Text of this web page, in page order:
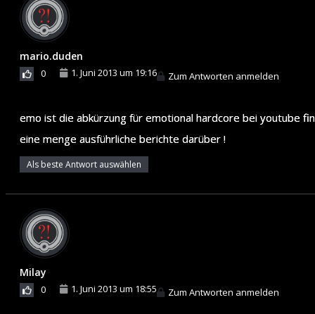
mario.duden
0 1. Juni 2013 um 19:16 Zum Antworten anmelden
emo ist die abkürzung für emotional hardcore bei youtube
eine menge ausführliche berichte darüber !
Als beste Antwort auswählen
Milay
0 1. Juni 2013 um 18:55 Zum Antworten anmelden